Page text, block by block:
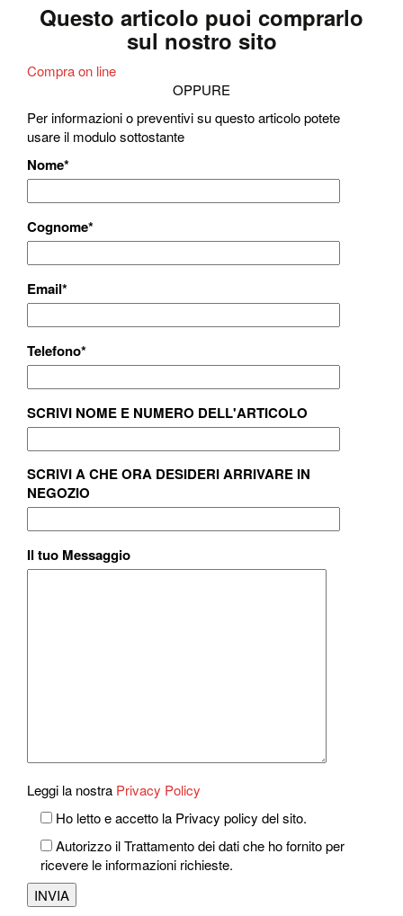
Questo articolo puoi comprarlo
sul nostro sito
Compra on line
OPPURE
Per informazioni o preventivi su questo articolo potete
usare il modulo sottostante
Nome*
Cognome*
Email*
Telefono*
SCRIVI NOME E NUMERO DELL'ARTICOLO
SCRIVI A CHE ORA DESIDERI ARRIVARE IN
NEGOZIO
Il tuo Messaggio
Leggi la nostra Privacy Policy
Ho letto e accetto la Privacy policy del sito.
Autorizzo il Trattamento dei dati che ho fornito per
ricevere le informazioni richieste.